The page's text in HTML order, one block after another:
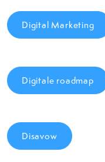
Digital Marketing
Digitale roadmap
Disavow